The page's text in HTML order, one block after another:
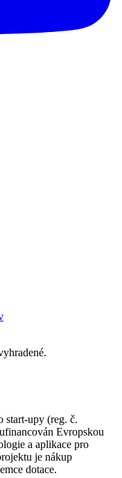
upy (reg. č.
Evropskou
a aplikace pro
je nákup
dotace.